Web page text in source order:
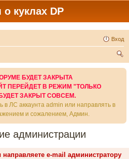
куклах DP
Вход
БУДЕТ ЗАКРЫТА
ПЕРЕЙДЕТ В РЕЖИМ "ТОЛЬКО
ЗАКРЫТ СОВСЕМ.
ЛС аккаунта admin или направлять в
и сожалением, Админ.
администрации
e-mail администратору